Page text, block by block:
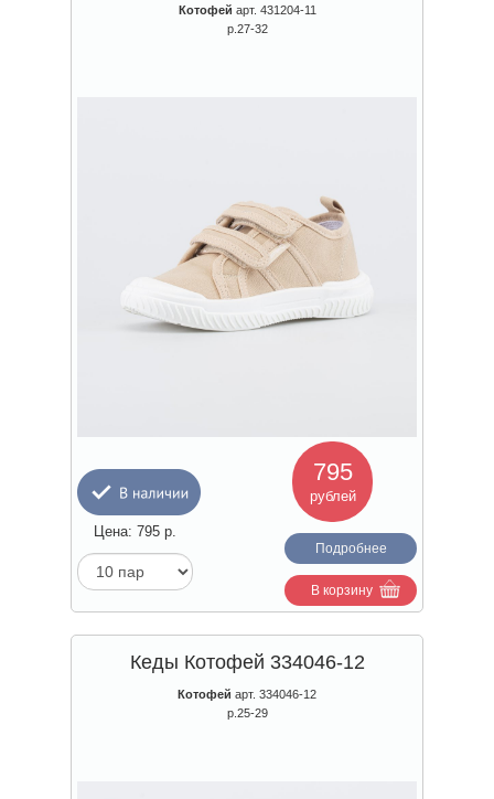
Котофей арт. 431204-11
р.27-32
795
рублей
Цена: 795 р.
Подробнее
В корзину
Кеды Котофей 334046-12
Котофей арт. 334046-12
р.25-29